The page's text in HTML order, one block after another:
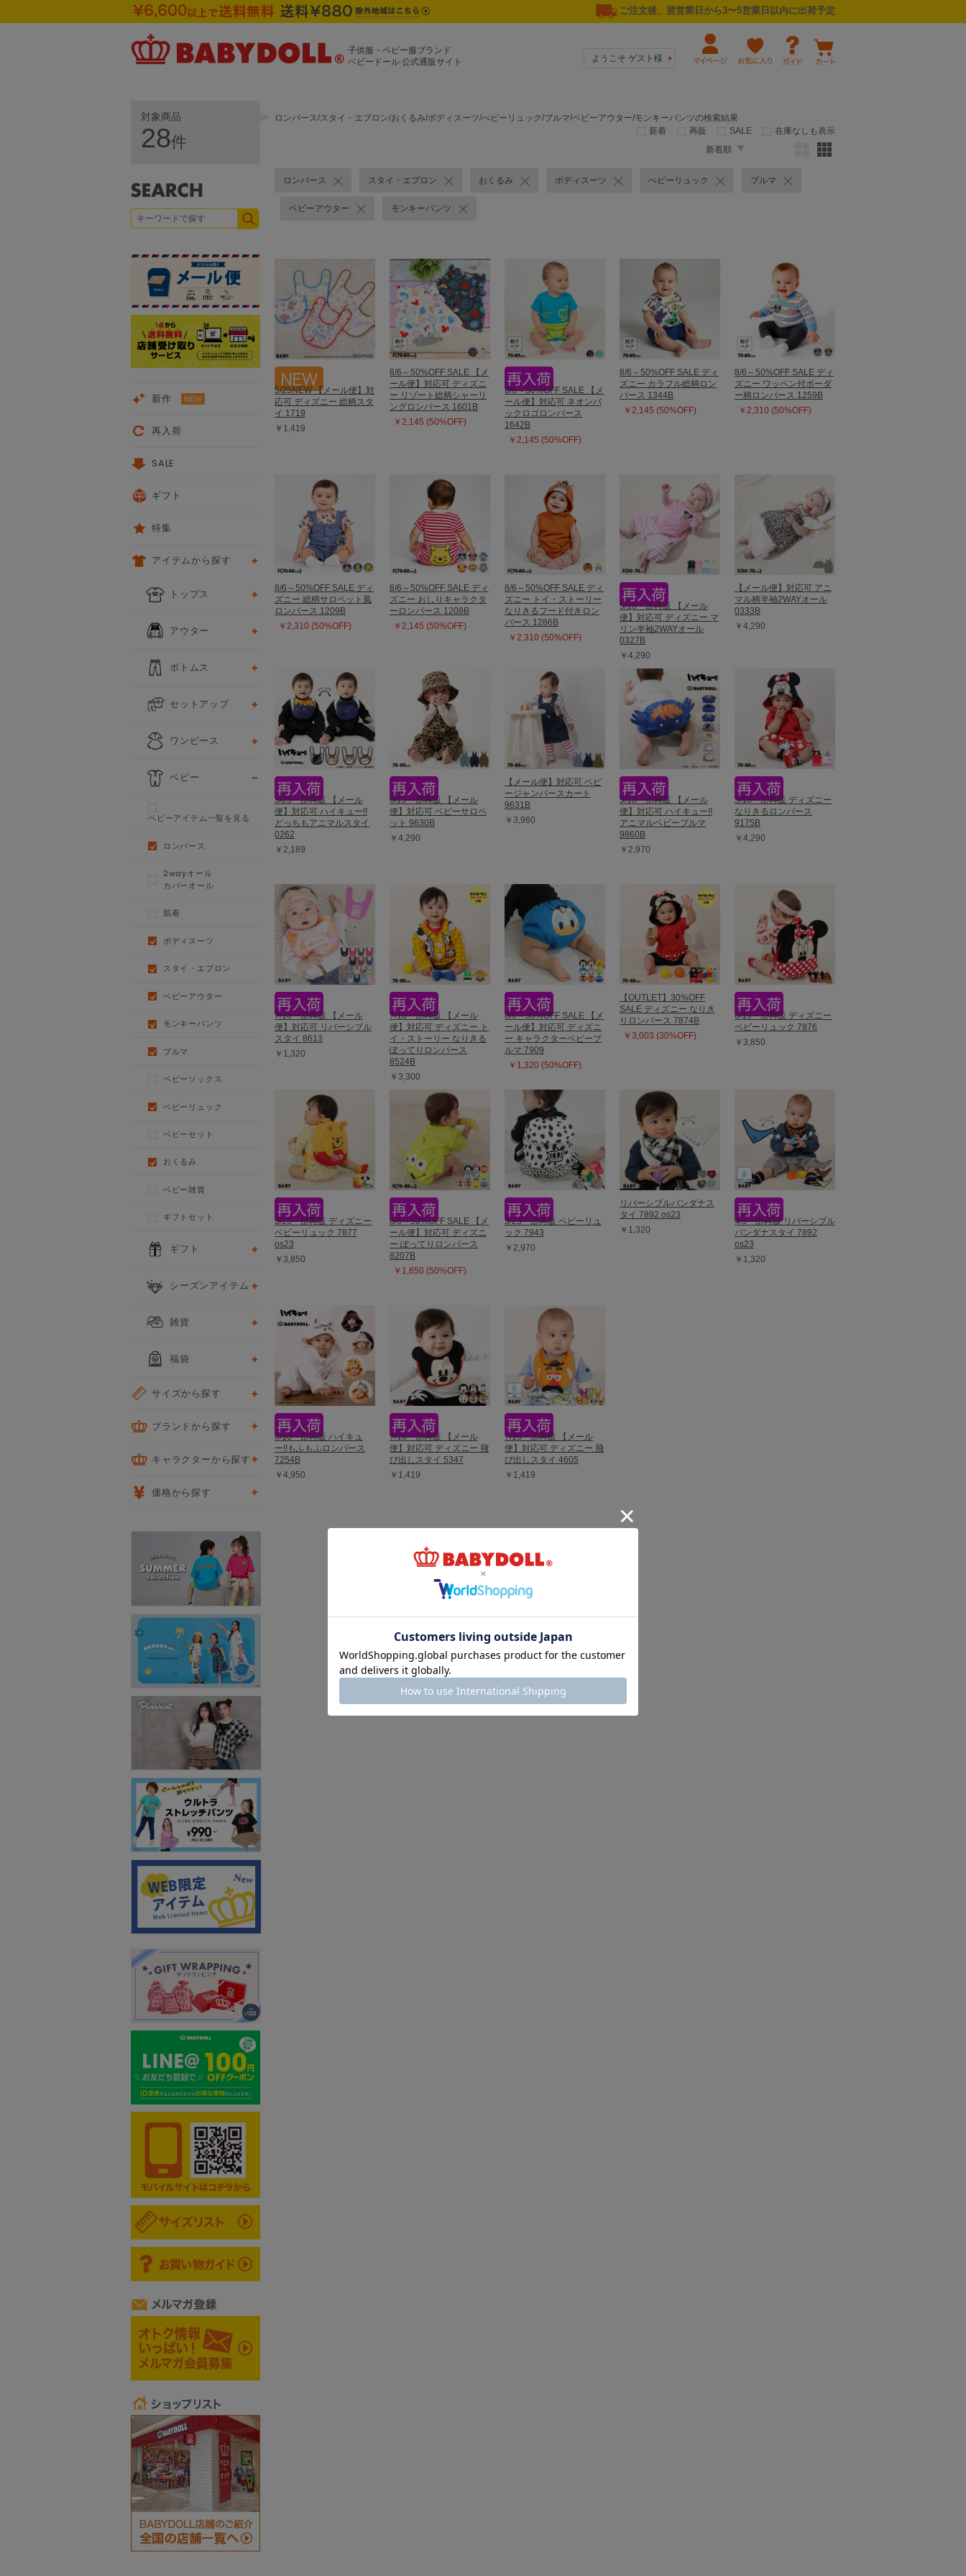
ご注文後、翌営業日から3〜5営業日以内に出荷予定
子供服・ベビー服ブランド
ベビードール 公式通販サイト
ようこそ ゲスト様
ロンパース/スタイ・エプロン/おくるみ/ボディスーツ/べビーリュック/ブルマ/ベビーアウター/モンキーパンツの検索結果
新着
再販 SALE
在庫なしも表示
新着順
ロンパース スタイ・エプロン おくるみ ボディスーツ べビーリュック ブルマ
ベビーアウター モンキーパンツ
5/25NEW 【メール便】対
応可 ディズニー 総柄スタ
イ 1719
￥1,419
8/6～50%OFF SALE 【メ
ール便】対応可 ディズニ
ー リゾート総柄シャーリ
ングロンパース 1601B
￥2,145 (50%OFF)
8/6～50%OFF SALE 【メ
ール便】対応可 ネオンバ
ックロゴロンパース
1642B
￥2,145 (50%OFF)
8/6～50%OFF SALE ディ
ズニー カラフル総柄ロン
パース 1344B
￥2,145 (50%OFF)
8/6～50%OFF SALE ディ
ズニー ワッペン付ボーダ
ー柄ロンパース 1259B
￥2,310 (50%OFF)
8/6～50%OFF SALE ディ
ズニー 総柄サロペット風
ロンパース 1209B
￥2,310 (50%OFF)
8/6～50%OFF SALE ディ
ズニー おしりキャラクタ
ーロンパース 1208B
￥2,145 (50%OFF)
8/6～50%OFF SALE ディ
ズニー トイ・ストーリー
なりきるフード付きロン
パース 1286B
￥2,310 (50%OFF)
5/18一部再販 【メール
便】対応可 ディズニー マ
リン半袖2WAYオール
0327B
￥4,290
【メール便】対応可 アニ
マル柄半袖2WAYオール
0333B
￥4,290
3/23一部再販 【メール
便】対応可 ハイキュー!!
どっちもアニマルスタイ
0262
￥2,189
6/19一部再販 【メール
便】対応可 ベビーサロペ
ット 9630B
￥4,290
【メール便】対応可 ベビ
ージャンパースカート
9631B
￥3,960
5/18一部再販 【メール
便】対応可 ハイキュー!!
アニマルベビーブルマ
9860B
￥2,970
5/18一部再販 ディズニー
なりきるロンパース
9175B
￥4,290
7/16一部再販 【メール
便】対応可 リバーシブル
スタイ 8613
￥1,320
7/16一部再販 【メール
便】対応可 ディズニー ト
イ・ストーリー なりきる
ぽってりロンパース
8524B
￥3,300
8/6～50%OFF SALE 【メ
ール便】対応可 ディズニ
ー キャラクターベビーブ
ルマ 7909
￥1,320 (50%OFF)
【OUTLET】30%OFF
SALE ディズニー なりき
りロンパース 7874B
￥3,003 (30%OFF)
6/19一部再販 ディズニー
ベビーリュック 7876
￥3,850
3/23一部再販 ディズニー
ベビーリュック 7877
os23
￥3,850
8/6～50%OFF SALE 【メ
ール便】対応可 ディズニ
ー ぽってりロンパース
8207B
￥1,650 (50%OFF)
3/23一部再販 ベビーリュ
ック 7943
￥2,970
リバーシブルバンダナス
タイ 7892 os23
￥1,320
4/3一部再販 リバーシブル
バンダナスタイ 7892
os23
￥1,320
6/10一部再販 ハイキュ
ー!!もふもふロンパース
7254B
￥4,950
7/16一部再販 【メール
便】対応可 ディズニー 飛
び出しスタイ 5347
￥1,419
7/16一部再販 【メール
便】対応可 ディズニー 飛
び出しスタイ 4605
￥1,419
対象商品
28件
新作
再入荷
SALE
ギフト
特集
アイテムから探す
トップス
アウター
ボトムス
セットアップ
ワンピース
ベビー
ベビーアイテム一覧を見る
ロンパース
2wayオール
カバーオール
肌着
ボディスーツ
スタイ・エプロン
ベビーアウター
モンキーパンツ
ブルマ
ベビーソックス
ベビーリュック
ベビーセット
おくるみ
ベビー雑貨
ギフトセット
ギフト
シーズンアイテム
雑貨
福袋
サイズから探す
ブランドから探す
キャラクターから探す
価格から探す